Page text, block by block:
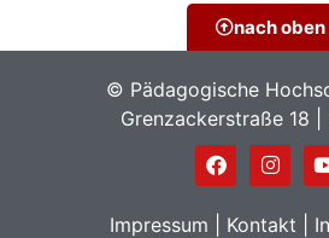
nach oben
© Pädagogische
Grenzackerstraße 18 |
Impressum Kontakt